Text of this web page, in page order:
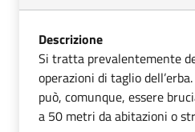
Descrizione
Si tratta prevalentemente
operazioni di taglio
può, comunque, essere
a 50 metri da abitazioni o